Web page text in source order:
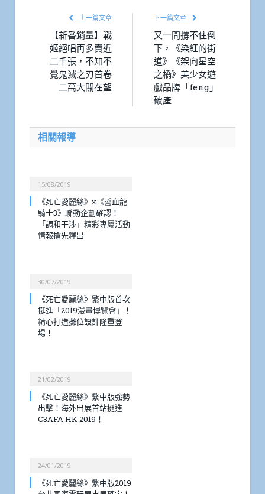
上一篇文章
【新番銷量】戰
姬絕唱再多賣近
二千張，不知不
覺鬼滅之刃首卷
二萬大關在望
下一篇文章
又一間撐不住倒
下，《染紅的街
道》《架向星空
之橋》美少女遊
戲品牌「feng」
破產
相關報導
15/08/2019
《死亡愛麗絲》x《誓血龍
騎士3》聯動企劃確認！
「調和干涉」精彩專屬活動
情報搶先釋出
30/07/2019
《死亡愛麗絲》繁中版首次
挺進「2019漫畫博覽會」！
精心打造攤位設計隆重登
場！
21/02/2019
《死亡愛麗絲》繁中版強勢
出擊！海外出展首站挺進
C3AFA HK 2019！
24/01/2019
《死亡愛麗絲》繁中版2019